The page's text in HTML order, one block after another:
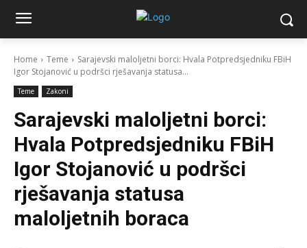
Home Teme
Sarajevski maloljetni borci: Hvala Potpredsjedniku FBiH
Igor Stojanović u podršci rješavanja statusa...
Teme Zakoni
Sarajevski maloljetni borci:
Hvala Potpredsjedniku FBiH
Igor Stojanović u podršci
rješavanja statusa
maloljetnih boraca